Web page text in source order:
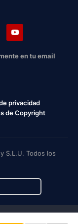
en tu email
privacidad
de Copyright
S.L.U. Todos los